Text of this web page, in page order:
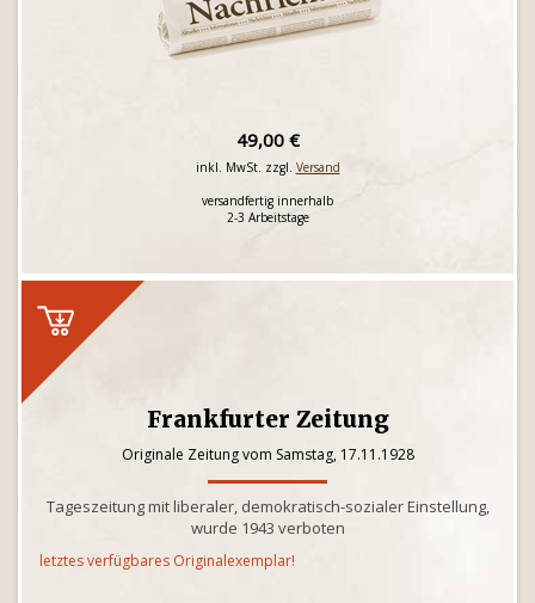
49,00 €
inkl. MwSt. zzgl. Versand
versandfertig innerhalb
2-3 Arbeitstage
Frankfurter Zeitung
Originale Zeitung vom Samstag, 17.11.1928
Tageszeitung mit liberaler, demokratisch-sozialer Einstellung,
wurde 1943 verboten
letztes verfügbares Originalexemplar!